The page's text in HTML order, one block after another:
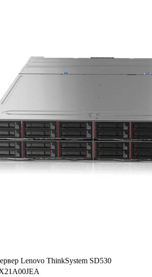
Lenovo ThinkSystem SD530